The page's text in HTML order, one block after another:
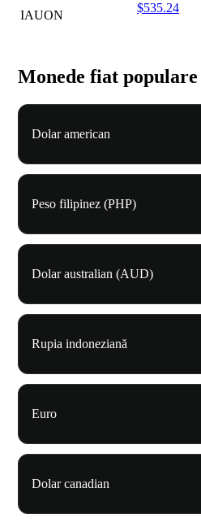
IAUON
$535.24
Monede fiat populare
Dolar american
Peso filipinez (PHP)
Dolar australian (AUD)
Rupia indoneziană
Euro
Dolar canadian